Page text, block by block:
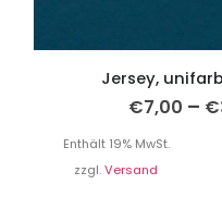
Jersey,
€7,00 – €
Enthält 19% MwSt.
zzgl.Versand